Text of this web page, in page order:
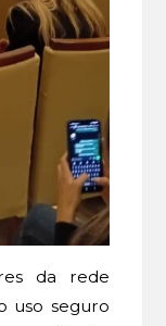
da rede
uso seguro